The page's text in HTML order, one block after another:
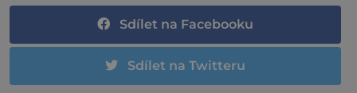
Sdílet na Facebooku
Sdílet na Twitteru